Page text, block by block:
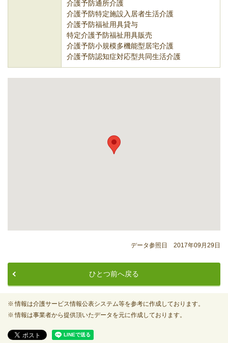
介護予防通所介護
介護予防特定施設入居者生活介護
介護予防福祉用具貸与
特定介護予防福祉用具販売
介護予防小規模多機能型居宅介護
介護予防認知症対応型共同生活介護
データ参照日 2017年09月29日
ひとつ前へ戻る
情報は介護サービス情報公表システム等を参考に作成しております。
情報は事業者から提供頂いたデータを元に作成しております。